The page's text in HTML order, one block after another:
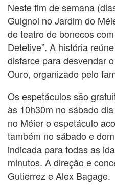
Neste fim de semana
Guignol no Jardim do
de teatro de bonecos
Detetive”. A história
disfarce para desvendar
Ouro, organizado pelo
Os espetáculos são
às 10h30m no sábado
no Méier o espetáculo
também no sábado e
indicada para todas as
minutos. A direção e
Gutierrez e Alex Bagage.